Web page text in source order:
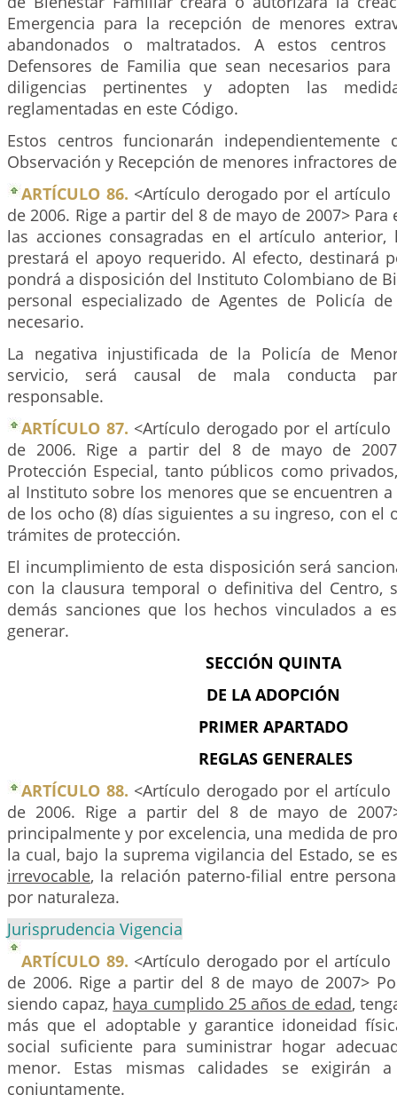
Emergencia para la recepción de menores
abandonados o maltratados. A estos
Defensores de Familia que sean necesarios
diligencias pertinentes y adopten las
reglamentadas en este Código.
Estos centros funcionarán
Observación y Recepción de menores infractores
ARTÍCULO 86. <Artículo derogado por el artículo
de 2006. Rige a partir del 8 de mayo de 2007>
las acciones consagradas en el artículo anterior,
prestará el apoyo requerido. Al efecto, destinará
pondrá a disposición del Instituto Colombiano de
personal especializado de Agentes de Policía
necesario.
La negativa injustificada de la Policía de
servicio, será causal de mala conducta
responsable.
ARTÍCULO 87. <Artículo derogado por el artículo
de 2006. Rige a partir del 8 de mayo de
Protección Especial, tanto públicos como
al Instituto sobre los menores que se encuentren
de los ocho (8) días siguientes a su ingreso, con el
trámites de protección.
El incumplimiento de esta disposición será
con la clausura temporal o definitiva del Centro,
demás sanciones que los hechos vinculados a
generar.
SECCIÓN QUINTA
DE LA ADOPCIÓN
PRIMER APARTADO
REGLAS GENERALES
ARTÍCULO 88. <Artículo derogado por el artículo
de 2006. Rige a partir del 8 de mayo de
principalmente y por excelencia, una medida de
la cual, bajo la suprema vigilancia del Estado, se
irrevocable, la relación paterno-filial entre
por naturaleza.
Jurisprudencia Vigencia
ARTÍCULO 89. <Artículo derogado por el artículo
de 2006. Rige a partir del 8 de mayo de 2007>
siendo capaz, haya cumplido 25 años de edad,
más que el adoptable y garantice idoneidad
social suficiente para suministrar hogar
menor. Estas mismas calidades se exigirán
conjuntamente.